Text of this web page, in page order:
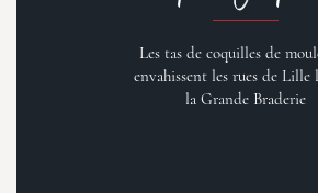
Les tas de coquilles de
envahissent les rues de Lille
la Grande Braderie